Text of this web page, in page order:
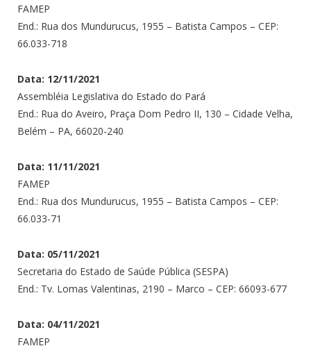
FAMEP
End.: Rua dos Mundurucus, 1955 – Batista Campos – CEP:
66.033-718
Data: 12/11/2021
Assembléia Legislativa do Estado do Pará
End.: Rua do Aveiro, Praça Dom Pedro II, 130 – Cidade Velha,
Belém – PA, 66020-240
Data: 11/11/2021
FAMEP
End.: Rua dos Mundurucus, 1955 – Batista Campos – CEP:
66.033-71
Data: 05/11/2021
Secretaria do Estado de Saúde Pública (SESPA)
End.: Tv. Lomas Valentinas, 2190 – Marco – CEP: 66093-677
Data: 04/11/2021
FAMEP